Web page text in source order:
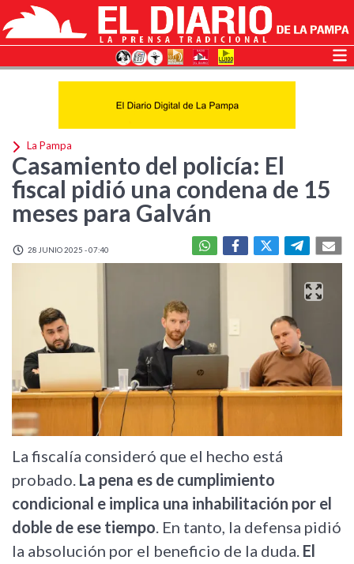
La Pampa
Casamiento del policía: El
fiscal pidió una condena de 15
meses para Galván
28 JUNIO 2025 - 07:40
La fiscalía consideró que el hecho está
probado. La pena es de cumplimiento
condicional e implica una inhabilitación por el
doble de ese tiempo. En tanto, la defensa pidió
la absolución por el beneficio de la duda. El